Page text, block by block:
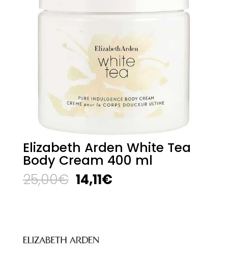
Elizabeth Arden White Tea
Body Cream 400 ml
25,00€ El
precio
14,11€El